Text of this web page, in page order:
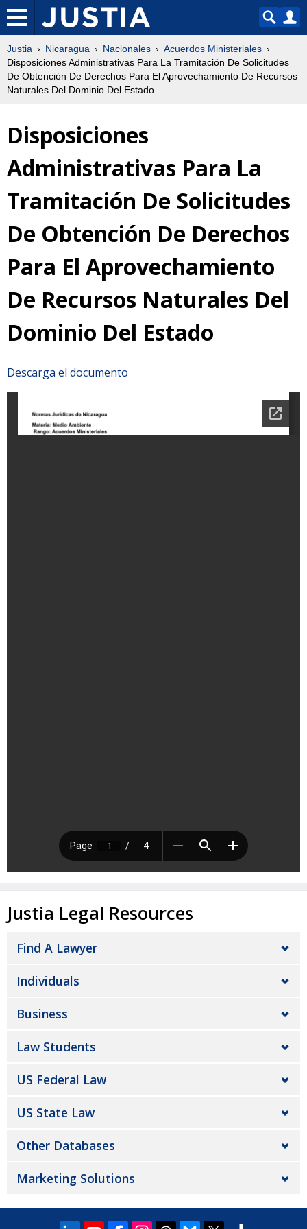
Justia Nicaragua Nacionales
Acuerdos Ministeriales
Disposiciones Administrativas Para La Tramitación De Solicitudes
De Obtención De Derechos Para El Aprovechamiento De Recursos
Naturales Del Dominio Del Estado
Disposiciones
Administrativas Para La
Tramitación De Solicitudes
De Obtención De Derechos
Para El Aprovechamiento
De Recursos Naturales Del
Dominio Del Estado
Descarga el documento
Justia Legal Resources
Find A Lawyer
Individuals
Business
Law Students
US Federal Law
US State Law
Other Databases
Marketing Solutions